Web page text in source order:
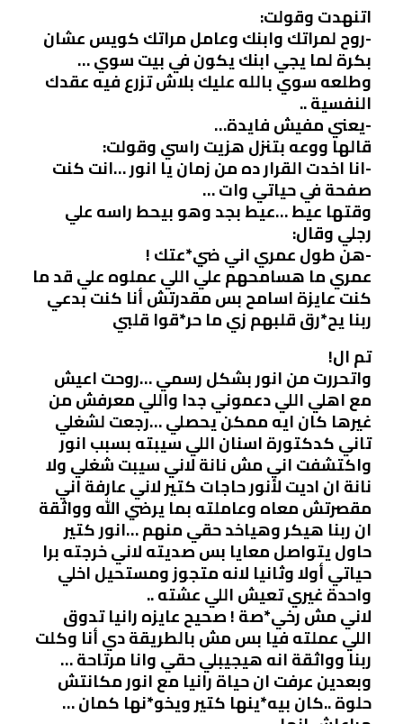
اتنهدت وقولت:
-روح لمراتك وابنك وعامل مراتك كويس عشان
بكرة لما يجي ابنك يكون في بيت سوي …
وطلعه سوي بالله عليك بلاش تزرع فيه عقدك
النفسية ..
-يعني مفيش فايدة…
قالها ووعه بتنزل هزيت راسي وقولت:
-انا اخدت القرار ده من زمان يا انور …انت كنت
صفحة في حياتي وات …
وقتها عيط …عيط بجد وهو بيحط راسه علي
رجلي وقال:
-هن طول عمري اني ضي*عتك !
عمري ما هسامحهم علي اللي عملوه علي قد ما
كنت عايزة اسامح بس مقدرتش أنا كنت بدعي
ربنا يح*رق قلبهم زي ما حر*قوا قلبي
تم ال!
واتحررت من انور بشكل رسمي …روحت اعيش
مع اهلي اللي دعموني جدا واللي معرفش من
غيرها كان ايه ممكن يحصلي …رجعت لشغلي
تاني كدكتورة اسنان اللي سيبته بسبب انور
واكتشفت اني مش نانة لاني سيبت شغلي ولا
نانة ان اديت لأنور حاجات كتير لاني عارفة اني
مقصرتش معاه وعاملته بما يرضي الله وواثقة
ان ربنا هيكر وهياخد حقي منهم …انور كتير
حاول يتواصل معايا بس صديته لاني خرجته برا
حياتي أولا وثانيا لانه متجوز ومستحيل اخلي
واحدة غيري تعيش اللي عشته ..
لاني مش رخي*صة ! صحيح عايزه رانيا تدوق
اللي عملته فيا بس مش بالطريقة دي أنا وكلت
ربنا وواثقة انه هيجيبلي حقي وانا مرتاحة …
وبعدين عرفت ان حياة رانيا مع انور مكانتش
حلوة ..كان بيه*ينها كتير ويخو*نها كمان …